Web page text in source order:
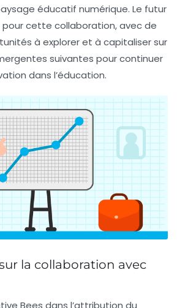
éducatif numérique. Le futur
cette collaboration, avec de
à explorer et à capitaliser sur
suivantes pour continuer
dans l’éducation.
la collaboration avec
Bees dans l’attribution du